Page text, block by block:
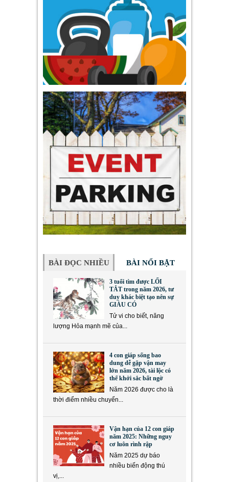
BÀI ĐỌC NHIỀU BÀI NỔI BẬT
3 tuổi tìm được LỐI
TẮT trong năm 2026, tư
duy khác biệt tạo nên sự
GIÀU CÓ
Tử vi cho biết, năng
lượng Hỏa mạnh mẽ của...
4 con giáp sống bao
dung dễ gặp vận may
lớn năm 2026, tài lộc có
thể khởi sắc bất ngờ
Năm 2026 được cho là
thời điểm nhiều chuyển...
Vận hạn của 12 con giáp
năm 2025: Những nguy
cơ luôn rình rập
Năm 2025 dự báo
nhiều biến động thú
vị,...